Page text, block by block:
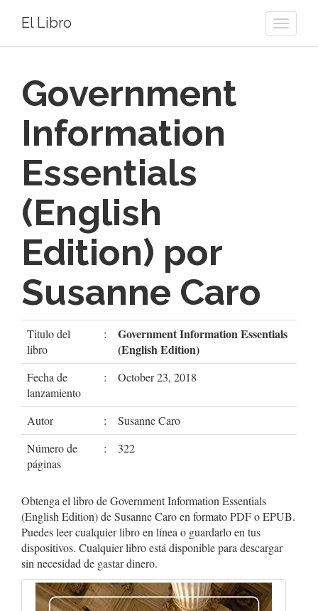
Toggle
El Libro
Government
Information
Essentials
(English
Edition) por
Susanne Caro
Titulo del
libro
:
Government Information Essentials
(English Edition)
Fecha de
lanzamiento
: October 23, 2018
Autor :
Susanne Caro
Número de
páginas
: 322
Obtenga el libro de Government Information Essentials
(English Edition) de Susanne Caro en formato PDF o EPUB.
Puedes leer cualquier libro en línea o guardarlo en tus
dispositivos. Cualquier libro está disponible para descargar
sin necesidad de gastar dinero.